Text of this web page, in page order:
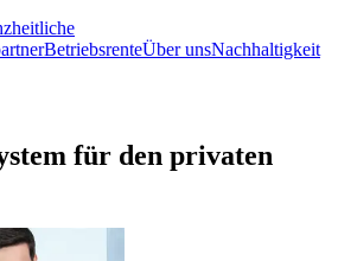
BetriebsrenteÜber unsNachhaltigkeit
für den privaten